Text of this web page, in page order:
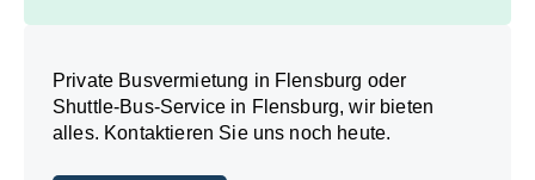
Private Busvermietung in Flensburg oder
Shuttle-Bus-Service in Flensburg, wir bieten
alles. Kontaktieren Sie uns noch heute.